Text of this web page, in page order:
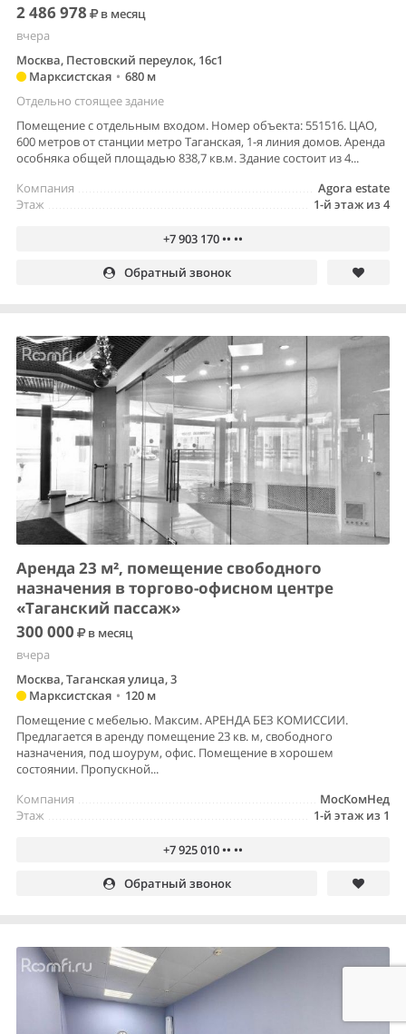
2 486 978
в месяц
вчера
Москва, Пестовский переулок, 16с1
Марксистская • 680 м
Отдельно стоящее здание
Помещение с отдельным входом. Номер объекта: 551516. ЦАО,
600 метров от станции метро Таганская, 1-я линия домов. Аренда
особняка общей площадью 838,7 кв.м. Здание состоит из 4...
Agora estate
Компания
1-й этаж из 4
Этаж
+7 903 170 •• ••
Обратный звонок
Аренда 23 м², помещение свободного
назначения в торгово-офисном центре
«Таганский пассаж»
300 000
в месяц
вчера
Москва, Таганская улица, 3
Марксистская • 120 м
Помещение с мебелью. Максим. АРЕНДА БЕЗ КОМИССИИ.
Предлагается в аренду помещение 23 кв. м, свободного
назначения, под шоурум, офис. Помещение в хорошем
состоянии. Пропускной...
МосКомНед
Компания
1-й этаж из 1
Этаж
+7 925 010 •• ••
Обратный звонок